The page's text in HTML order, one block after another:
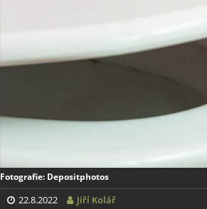
Fotografie: Depositphotos
22.8.2022 Jiří Kolář